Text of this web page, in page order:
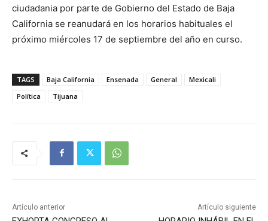
ciudadania por parte de Gobierno del Estado de Baja
California se reanudará en los horarios habituales el
próximo miércoles 17 de septiembre del año en curso.
TAGS Baja California Ensenada General
Mexicali
Política
Tijuana
Artículo anterior Artículo siguiente